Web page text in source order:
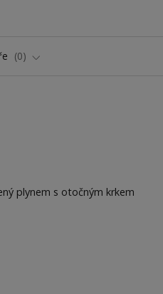
0
plynem s otočným krkem